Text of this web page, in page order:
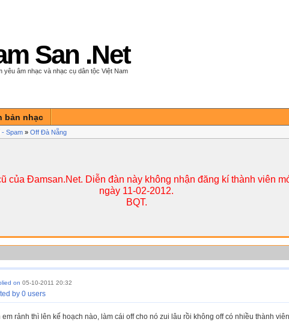
San .Net
yêu âm nhạc và nhạc cụ dân tộc Việt Nam
bản nhạc
- Spam » Off Đà Nẵng
của Đamsan.Net. Diễn đàn này không nhận đăng kí thành viên
ngày 11-02-2012.
BQT.
on 05-10-2011 20:32
by 0 users
rảnh thì lên kế hoạch nào, làm cái off cho nó zui lâu rồi không off có nhiều thành